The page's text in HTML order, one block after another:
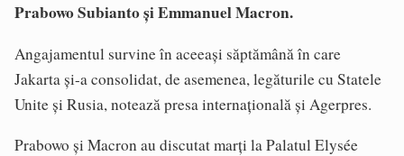
Prabowo Subianto şi Emmanuel Macron.
Angajamentul survine în aceeaşi săptămână în care
Jakarta şi-a consolidat, de asemenea, legăturile cu Statele
Unite şi Rusia, notează presa internațională și Agerpres.
Prabowo şi Macron au discutat marţi la Palatul Elysée